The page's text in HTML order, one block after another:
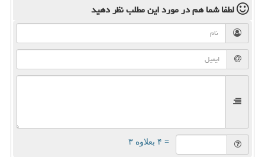
لطفا شما همدر مورد این مطلبنظر دهید
= ۴ بعلاوه ۳